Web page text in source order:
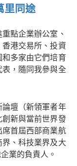
里同途
點企業辦公室、
港交易所、投資
多家由它們培育
，隨同我參與全
壇（新領軍者年
新與當前世界發
首屆西部商業航
、科技業界及大
業的負責人。